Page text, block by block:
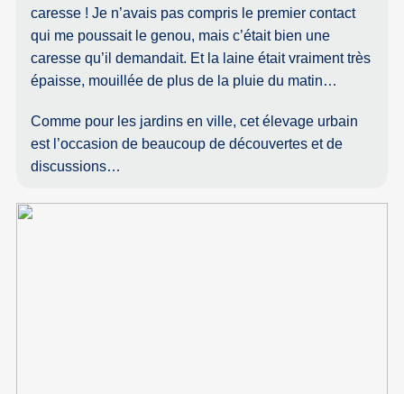
caresse ! Je n’avais pas compris le premier contact
qui me poussait le genou, mais c’était bien une
caresse qu’il demandait. Et la laine était vraiment très
épaisse, mouillée de plus de la pluie du matin…
Comme pour les jardins en ville, cet élevage urbain
est l’occasion de beaucoup de découvertes et de
discussions…